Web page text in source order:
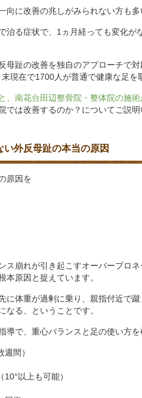
向に改善の兆しがみられない方も
治る症状で、1ヵ月経っても変化が
母趾の改善を独自のアプローチで
現在で1700人が普通で健康な足を
、南花台田辺整骨院・整体院の施
では改善するのか？についてご説
外反母趾の本当の原因
原因を
ス崩れが引き起こすオーバープロ
本原因と捉えています。
に体重が過剰に乗り、親指付近で
なる、ということです。
導で、重心バランスと足の使い方
間）
以上も可能）